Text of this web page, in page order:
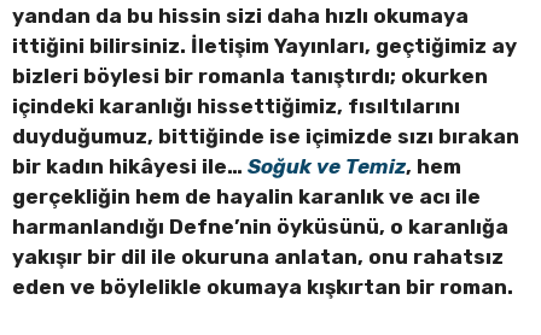
yandan da bu hissin sizi daha hızlı okumaya
ittiğini bilirsiniz. İletişim Yayınları, geçtiğimiz ay
bizleri böylesi bir romanla tanıştırdı; okurken
içindeki karanlığı hissettiğimiz, fısıltılarını
duyduğumuz, bittiğinde ise içimizde sızı bırakan
bir kadın hikâyesi ile… Soğuk ve Temiz, hem
gerçekliğin hem de hayalin karanlık ve acı ile
harmanlandığı Defne’nin öyküsünü, o karanlığa
yakışır bir dil ile okuruna anlatan, onu rahatsız
eden ve böylelikle okumaya kışkırtan bir roman.